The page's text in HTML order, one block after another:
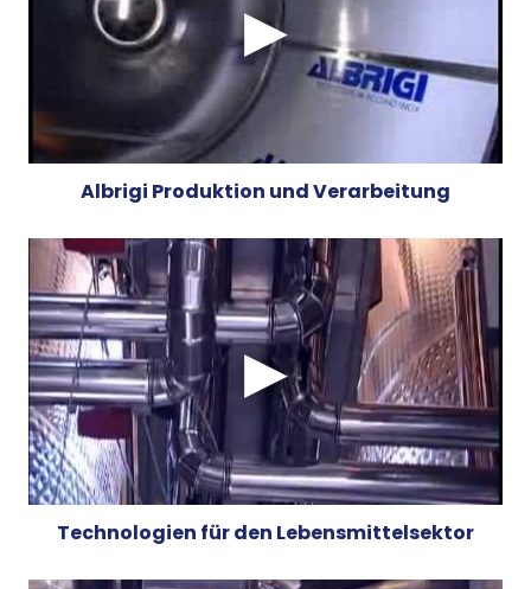
Albrigi Produktion und Verarbeitung
Technologien für den Lebensmittelsektor